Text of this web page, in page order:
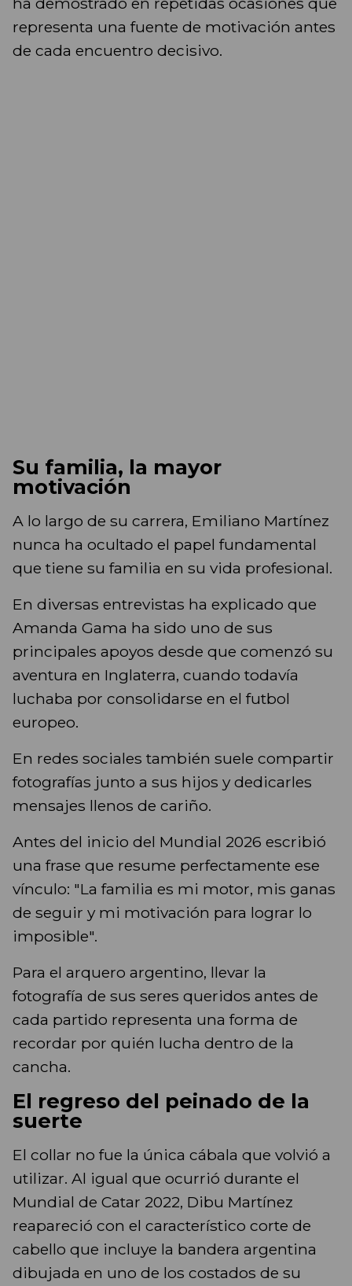
representa una fuente de motivación antes
de cada encuentro decisivo.
Su familia, la mayor
motivación
A lo largo de su carrera, Emiliano Martínez
nunca ha ocultado el papel fundamental
que tiene su familia en su vida profesional.
En diversas entrevistas ha explicado que
Amanda Gama ha sido uno de sus
principales apoyos desde que comenzó su
aventura en Inglaterra, cuando todavía
luchaba por consolidarse en el futbol
europeo.
En redes sociales también suele compartir
fotografías junto a sus hijos y dedicarles
mensajes llenos de cariño.
Antes del inicio del Mundial 2026 escribió
una frase que resume perfectamente ese
vínculo: "La familia es mi motor, mis ganas
de seguir y mi motivación para lograr lo
imposible".
Para el arquero argentino, llevar la
fotografía de sus seres queridos antes de
cada partido representa una forma de
recordar por quién lucha dentro de la
cancha.
El regreso del peinado de la
suerte
El collar no fue la única cábala que volvió a
utilizar. Al igual que ocurrió durante el
Mundial de Catar 2022, Dibu Martínez
reapareció con el característico corte de
cabello que incluye la bandera argentina
dibujada en uno de los costados de su